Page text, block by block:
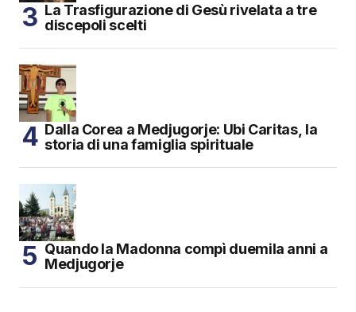
La Trasfigurazione di Gesù rivelata a tre
discepoli scelti
Dalla Corea a Medjugorje: Ubi Caritas, la
storia di una famiglia spirituale
Quando la Madonna compì duemila anni a
Medjugorje